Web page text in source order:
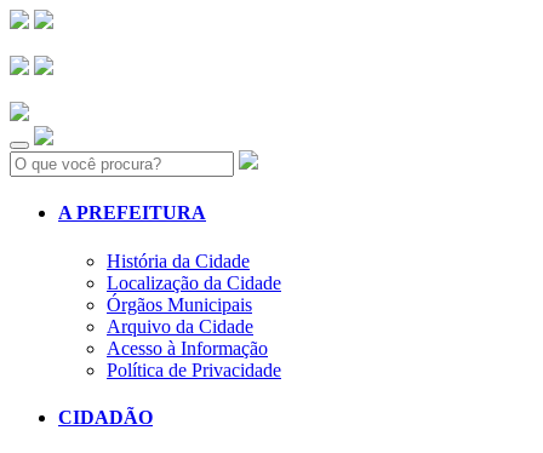
Search:
A PREFEITURA
História da Cidade
Localização da Cidade
Órgãos Municipais
Arquivo da Cidade
Acesso à Informação
Política de Privacidade
CIDADÃO